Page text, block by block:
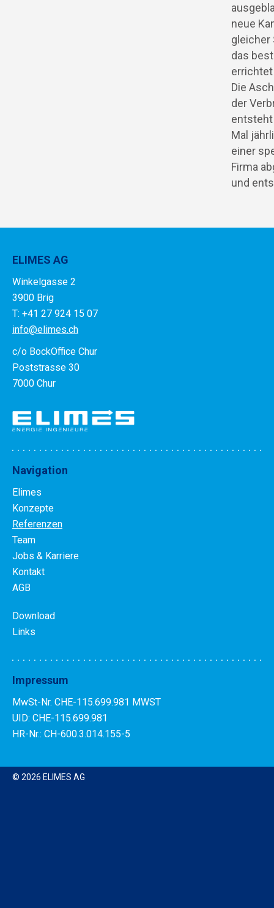
neue
gleicher
das
Die
der
Mal
einer
Firma
und
ELIMES AG
Winkelgasse 2
3900 Brig
T: +41 27 924 15 07
info@elimes.ch
c/o BockOffice Chur
Poststrasse 30
7000 Chur
Navigation
Elimes
Konzepte
Referenzen
Team
Jobs & Karriere
Kontakt
AGB
Download
Links
Impressum
MwSt-Nr. CHE-115.699.981 MWST
UID: CHE-115.699.981
HR-Nr.: CH-600.3.014.155-5
© 2026 ELIMES AG